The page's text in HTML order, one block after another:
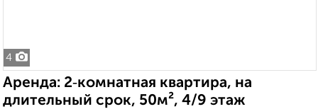
4
Аренда: 2‑комнатная квартира, на
длительный срок, 50м², 4/9 этаж